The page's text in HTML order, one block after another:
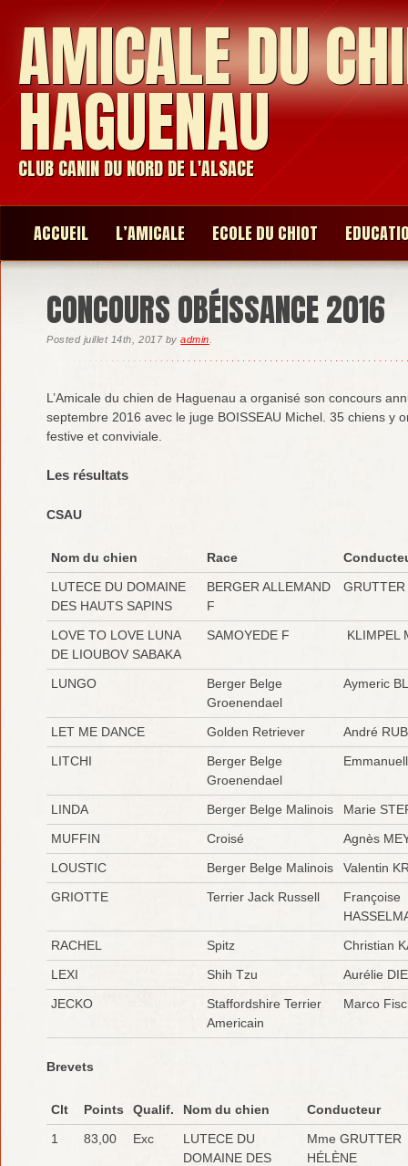
AMICALE DU
HAGUENAU
CLUB CANIN DU NORD DE L'ALSACE
ACCUEIL L’AMICALE ECOLE DU CHIOT
CONCOURS OBÉISSANCE 2016
Posted juillet 14th, 2017byadmin
L’Amicale du chien de Haguenau a organisé son concours
septembre 2016 avec le juge BOISSEAU Michel. 35 chiens y
festive et conviviale.
Les résultats
CSAU
Nom du chien Race
LUTECE DU DOMAINE
DES HAUTS SAPINS
BERGER ALLEMAND
F
LOVE TO LOVE LUNA
DE LIOUBOV SABAKA
SAMOYEDE F KLIMPEL
LUNGO
Berger Belge
Groenendael
Aymeric
LET ME DANCE Golden Retriever
André
LITCHI
Berger Belge
Groenendael
LINDA Berger Belge Malinois
Marie
MUFFIN
Croisé
Agnès
LOUSTIC
Berger Belge Malinois
Valentin
GRIOTTE
Terrier Jack Russell
Françoise
RACHEL
Spitz
Christian
LEXI
Shih Tzu
Aurélie
JECKO
Staffordshire Terrier
Americain
Marco
Brevets
Clt Points Qualif. Nom du chien
Conducteur
1
83,00 Exc
LUTECE DU
DOMAINE DES
Mme GRUTTER
HÉLÈNE